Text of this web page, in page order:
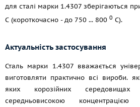
для сталі марки 1.4307 зберігаються
С (короткочасно - до 750 ... 800 0 С).
Актуальність застосування
Сталь марки 1.4307 вважається
виготовляти практично всі вироби.
яких корозійних
середньовисокою